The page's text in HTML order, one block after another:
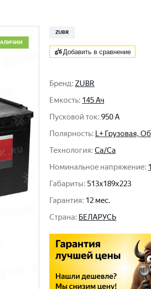
ZUBR
Добавить в сравнение
Бренд: ZUBR
Емкость: 145 Ач
Пусковой ток: 950 A
Полярность: L+ Грузовая,
Технология: Ca/Ca
Номинальное напряжение:
Габариты: 513x189x223
Гарантия: 12 мес.
Cтрана: БЕЛАРУСЬ